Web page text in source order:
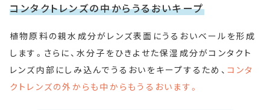
コンタクトレンズの中からうるおいキープ
植物原料の親水成分がレンズ表面にうるおいベールを形成
します。さらに、水分子をひきよせた保湿成分がコンタクト
レンズ内部にしみ込んでうるおいをキープするため、 コンタ
クトレンズの外からも中からもうるおいます。